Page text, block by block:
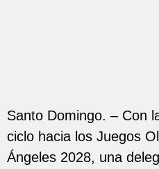
Santo Domingo. – Con
ciclo hacia los Juegos
Ángeles 2028, una